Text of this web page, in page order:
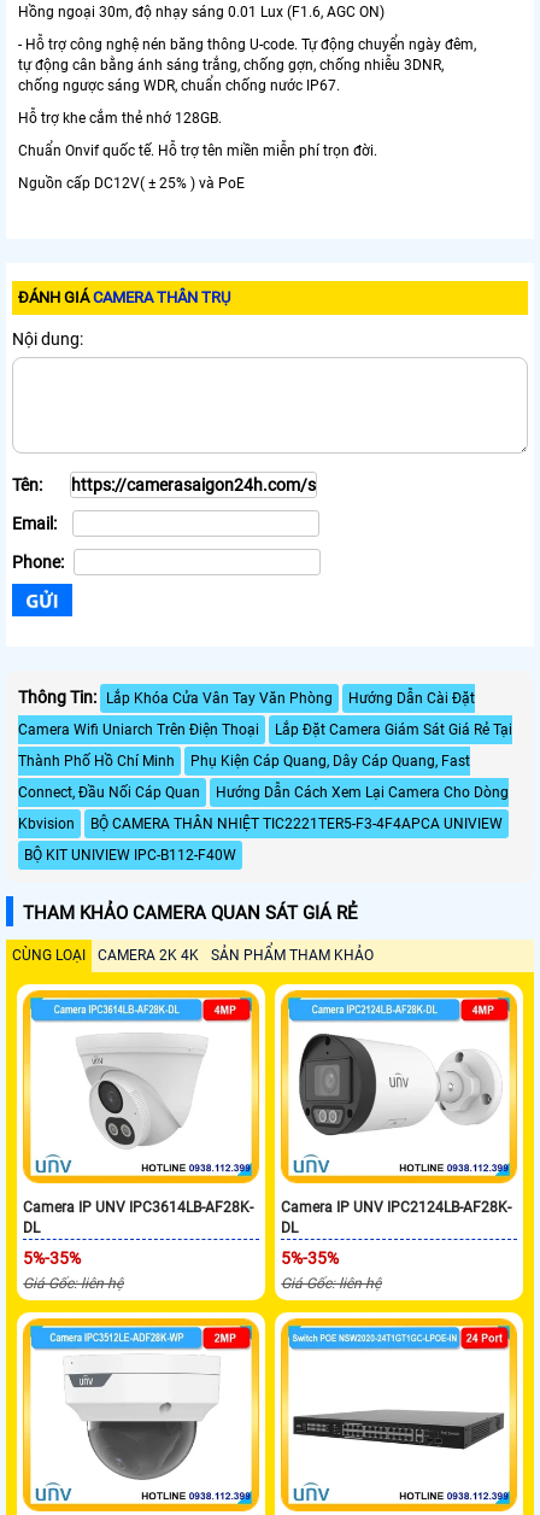
Hồng ngoại 30m, độ nhạy sáng 0.01 Lux (F1.6, AGC ON)
- Hỗ trợ công nghệ nén băng thông U-code. Tự động chuyển ngày đêm,
tự động cân bằng ánh sáng trắng, chống gợn, chống nhiễu 3DNR,
chống ngược sáng WDR, chuẩn chống nước IP67.
Hỗ trợ khe cắm thẻ nhớ 128GB.
Chuẩn Onvif quốc tế. Hỗ trợ tên miền miễn phí trọn đời.
Nguồn cấp DC12V( ± 25% ) và PoE
ĐÁNH GIÁCAMERA THÂN TRỤ
Nội dung:
Tên:
Email:
Phone:
Thông Tin: Lắp Khóa Cửa Vân Tay Văn Phòng
Hướng Dẫn Cài Đặt
Camera Wifi Uniarch Trên Điện Thoại
Lắp Đặt Camera Giám Sát Giá Rẻ Tại
Thành Phố Hồ Chí Minh
Phụ Kiện Cáp Quang, Dây Cáp Quang, Fast
Connect, Đầu Nối Cáp Quan
Hướng Dẫn Cách Xem Lại Camera Cho Dòng
Kbvision
BỘ CAMERA THÂN NHIỆT TIC2221TER5-F3-4F4APCA UNIVIEW
BỘ KIT UNIVIEW IPC-B112-F40W
THAM KHẢO CAMERA QUAN SÁT GIÁ RẺ
CÙNG LOẠI CAMERA 2K 4K SẢN PHẨM THAM KHẢO
Camera IP UNV IPC3614LB-AF28K-
DL
5%-35%
Giá Gốc: liên hệ
Camera IP UNV IPC2124LB-AF28K-
DL
5%-35%
Giá Gốc: liên hệ